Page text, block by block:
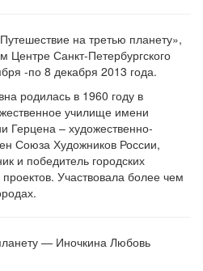
на третью планету»,
Центре Санкт-Петербургского
-по 8 декабря 2013 года.
родилась в 1960 году в
училище имени
Герцена – художественно-
Союза Художников России,
и победитель городских
Участвовала более чем